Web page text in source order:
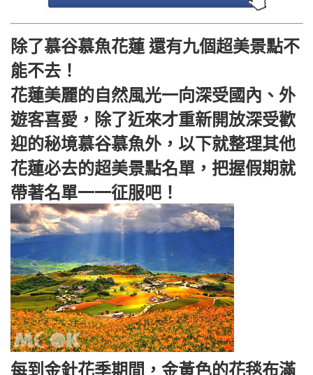
除了慕谷慕魚花蓮 還有九個超美景點不
能不去！
花蓮美麗的自然風光一向深受國內、外
遊客喜愛，除了近來才重新開放深受歡
迎的秘境慕谷慕魚外，以下就整理其他
花蓮必去的超美景點名單，把握假期就
帶著名單一一征服吧！
每到金針花季期間，金黃色的花毯布滿